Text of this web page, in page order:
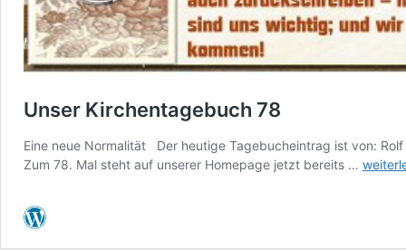
Unser Kirchentagebuch 78
Eine neue Normalität Der heutige Tagebucheintrag ist von:
Zum 78. Mal steht auf unserer Homepage jetzt bereits … Unser